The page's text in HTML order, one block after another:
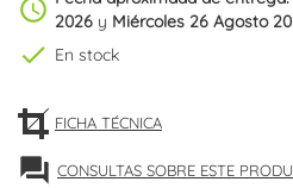
schedule 2026 y Miércoles 26 Agosto
check En stock
FICHA TÉCNICA
forum CONSULTAS SOBRE ESTE